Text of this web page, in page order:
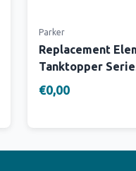
Parker
Replacement
Tanktopper
€0,00